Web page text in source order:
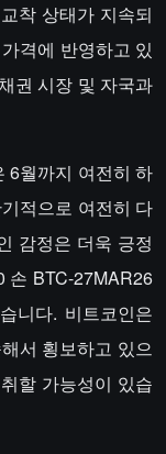
착 상태가 지속되
격에 반영하고 있
권 시장 및 자국과
6월까지 여전히 하
적으로 여전히 다
감정은 더욱 긍정
손 BTC-27MAR26
니다. 비트코인은
서 횡보하고 있으
할 가능성이 있습